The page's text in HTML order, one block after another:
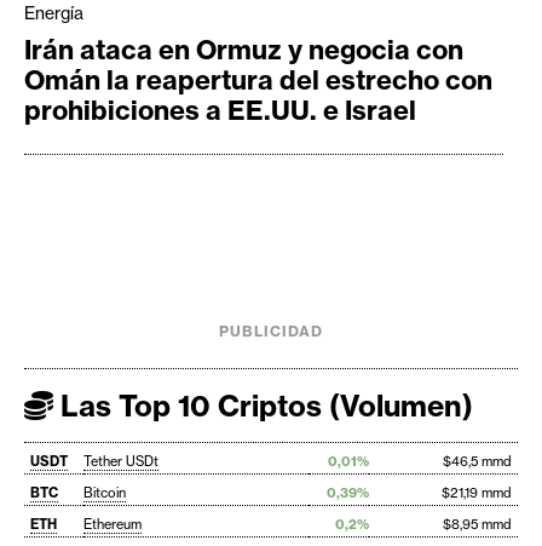
Energía
Irán ataca en Ormuz y negocia con
Omán la reapertura del estrecho con
prohibiciones a EE.UU. e Israel
PUBLICIDAD
Las Top 10 Criptos (Volumen)
USDT Tether USDt 0,01%
$46,5 mmd
BTC
Bitcoin 0,39%
$21,19 mmd
ETH
Ethereum 0,2%
$8,95 mmd